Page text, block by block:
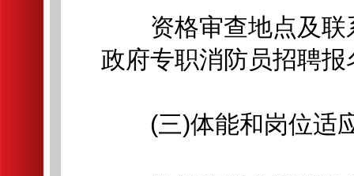
资格审查地点及联
政府专职消防员招聘
(三)体能和岗位适